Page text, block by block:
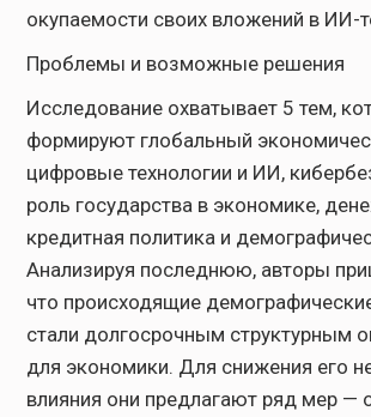
окупаемости своих вложений в ИИ-
Проблемы и возможные решения
Исследование охватывает 5 тем,
формируют глобальный
цифровые технологии и ИИ,
роль государства в экономике,
кредитная политика и
Анализируя последнюю, авторы
что происходящие
стали долгосрочным структурным
для экономики. Для снижения его
влияния они предлагают ряд мер —